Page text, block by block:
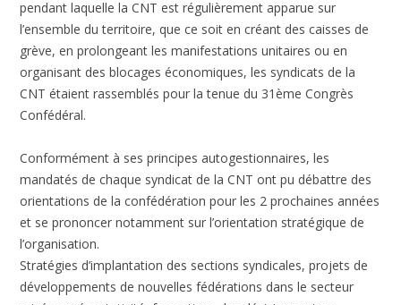
pendant laquelle la CNT est régulièrement apparue sur
l’ensemble du territoire, que ce soit en créant des caisses de
grève, en prolongeant les manifestations unitaires ou en
organisant des blocages économiques, les syndicats de la
CNT étaient rassemblés pour la tenue du 31ème Congrès
Confédéral.
Conformément à ses principes autogestionnaires, les
mandatés de chaque syndicat de la CNT ont pu débattre des
orientations de la confédération pour les 2 prochaines années
et se prononcer notamment sur l’orientation stratégique de
l’organisation.
Stratégies d’implantation des sections syndicales, projets de
développements de nouvelles fédérations dans le secteur